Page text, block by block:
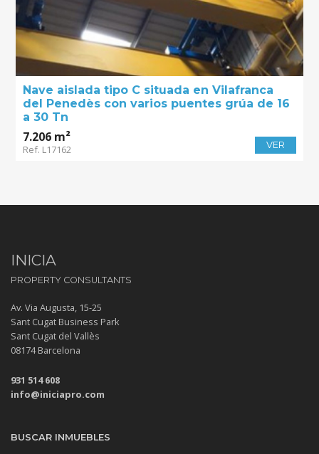
Nave aislada tipo C situada en Vilafranca
del Penedès con varios puentes grúa de 16
a 30 Tn
7.206 m²
Ref. L17162 VER
INICIA
PROPERTY CONSULTANTS
Av. Via Augusta, 15-25
Sant Cugat Business Park
Sant Cugat del Vallès
08174 Barcelona
931 514 608
info@iniciapro.com
BUSCAR INMUEBLES